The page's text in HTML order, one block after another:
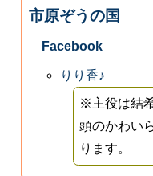
市原ぞうの国
Facebook
りり香♪
※主役は結
頭のかわい
ります。